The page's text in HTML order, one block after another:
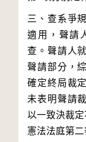
三、查系爭
適用，聲請
查。聲請人
聲請部分，
確定終局裁
未表明聲請
以一致決裁定
憲法法庭第